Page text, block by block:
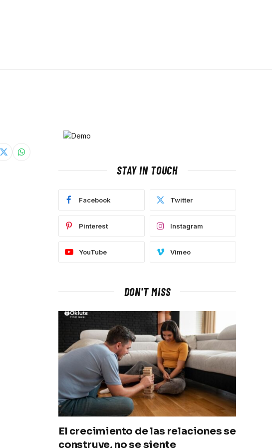
STAY IN TOUCH
Facebook Twitter
Pinterest Instagram
YouTube Vimeo
DON'T MISS
El crecimiento de las relaciones se
construye, no se siente